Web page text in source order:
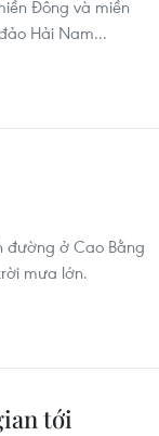
Đông và miền
Hải Nam...
đường ở Cao Bằng
mưa lớn.
tới